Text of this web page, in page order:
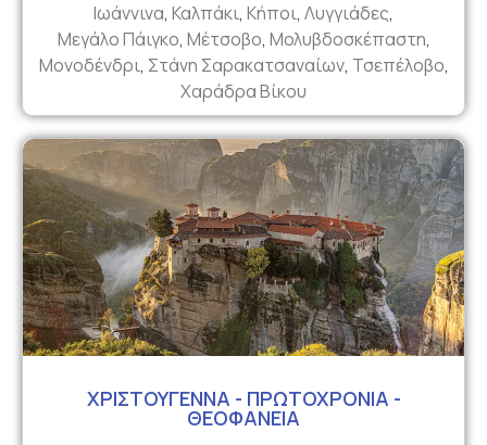
Ιωάννινα, Καλπάκι, Κήποι, Λυγγιάδες,
Μεγάλο Πάιγκο, Μέτσοβο, Μολυβδοσκέπαστη,
Μονοδένδρι, Στάνη Σαρακατσαναίων, Τσεπέλοβο,
Χαράδρα Βίκου
ΧΡΙΣΤΟΥΓΕΝΝΑ - ΠΡΩΤΟΧΡΟΝΙΑ -
ΘΕΟΦΑΝΕΙΑ